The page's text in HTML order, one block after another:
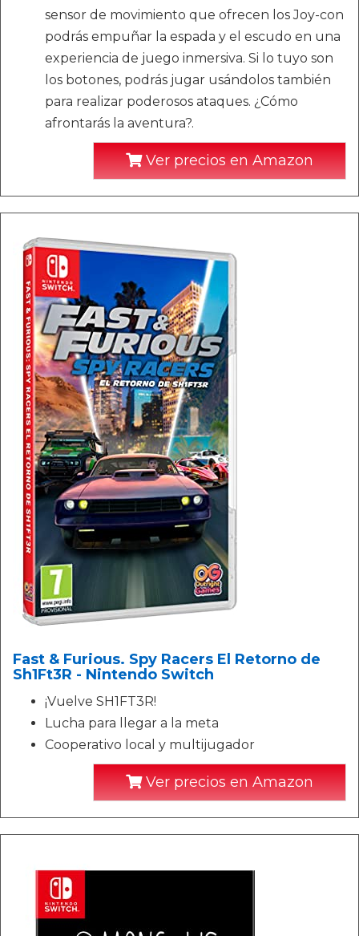
sensor de movimiento que ofrecen los Joy-con
podrás empuñar la espada y el escudo en una
experiencia de juego inmersiva. Si lo tuyo son
los botones, podrás jugar usándolos también
para realizar poderosos ataques. ¿Cómo
afrontarás la aventura?.
Ver precios en Amazon
Fast & Furious. Spy Racers El Retorno de
Sh1Ft3R - Nintendo Switch
¡Vuelve SH1FT3R!
Lucha para llegar a la meta
Cooperativo local y multijugador
Ver precios en Amazon